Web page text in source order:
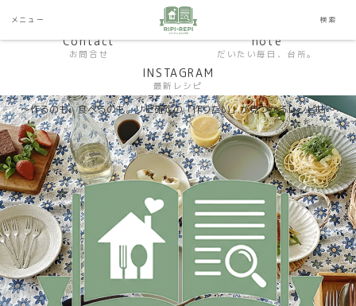
〜作るのも、食べるのも。リピ確定の「作りたい」が見つかるレシピ帖〜
Contact
お問合せ
note
だいたい毎日、台所。
INSTAGRAM
最新レシピ
メニュー 検索